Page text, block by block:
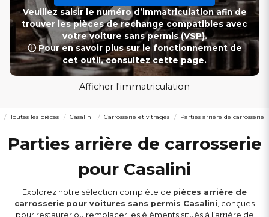
Veuillez saisir le numéro d’immatriculation afin de
trouver les pièces de rechange compatibles avec
votre voiture sans permis (VSP).
ⓘ Pour en savoir plus sur le fonctionnement de
cet outil, consultez cette page.
Afficher l'immatriculation
Toutes les pièces Casalini Carrosserie et vitrages Parties arrière de carrosserie
Parties arrière de carrosserie
pour Casalini
Explorez notre sélection complète de pièces arrière de
carrosserie pour voitures sans permis Casalini, conçues
pour restaurer ou remplacer les éléments situés à l’arrière de